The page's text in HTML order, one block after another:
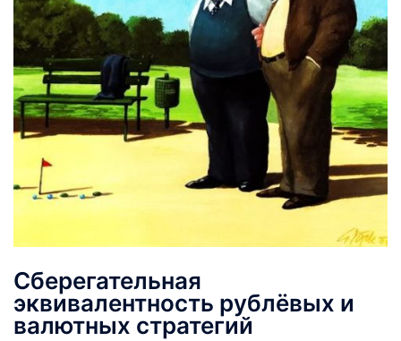
Сберегательная
эквивалентность рублёвых и
валютных стратегий